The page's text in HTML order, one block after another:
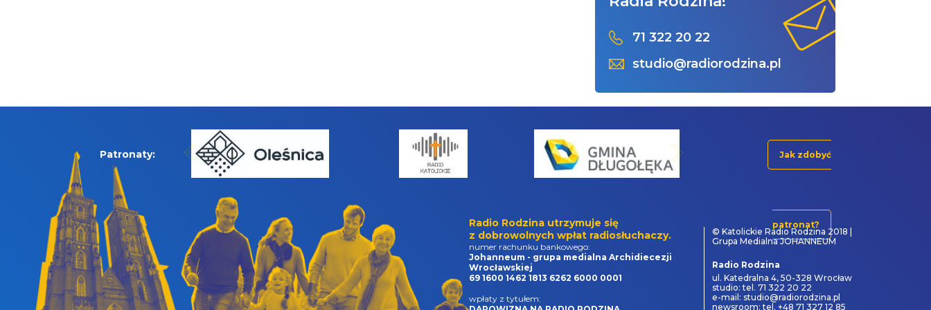
71 322 20 22
studio@radiorodzina.pl
Patronaty: Jak zdobyć
patronat?
Radio Rodzina utrzymuje się
z dobrowolnych wpłat radiosłuchaczy.
numer rachunku bankowego:
Johanneum - grupa medialna Archidiecezji
Wrocławskiej
69 1600 1462 1813 6262 6000 0001
wpłaty z tytułem:
© Katolickie Radio Rodzina 2018 |
Grupa Medialna JOHANNEUM
Radio Rodzina
ul. Katedralna 4, 50-328 Wrocław
studio: tel. 71 322 20 22
e-mail: studio@radiorodzina.pl
newsroom: tel. +48 71 327 12 85